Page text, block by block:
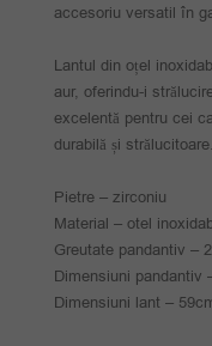
accesoriu versatil în
Lantul din oțel
aur, oferindu-i
excelentă pentru cei
durabilă și strălucitoare.
Pietre – zirconiu
Material – otel
Greutate pandantiv –
Dimensiuni pandantiv
Dimensiuni lant –